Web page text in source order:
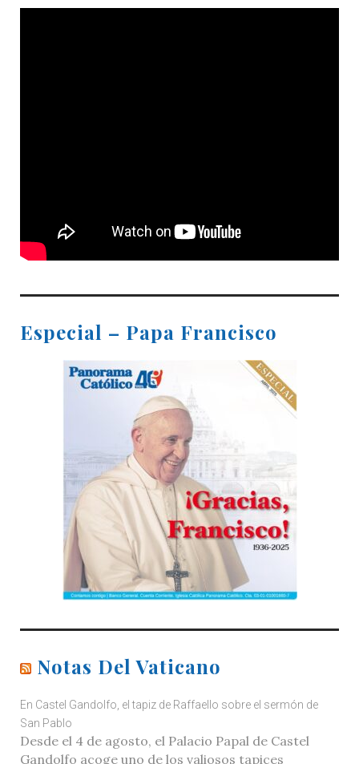
Especial – Papa Francisco
Notas Del Vaticano
En Castel Gandolfo, el tapiz de Raffaello sobre el sermón de
San Pablo
Desde el 4 de agosto, el Palacio Papal de Castel
Gandolfo acoge uno de los valiosos tapices